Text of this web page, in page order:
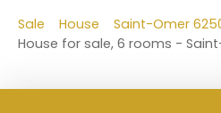
Sale House
Saint-Omer
House for sale, 6 rooms -